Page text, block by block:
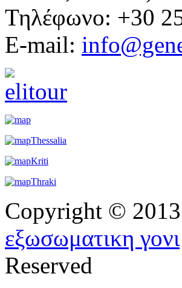
Τηλέφωνο: +30
E-mail:
Copyright ©
εξωσωματικη
Reserved